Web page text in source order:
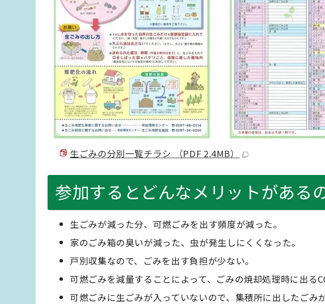
生ごみの分別一覧チラシ （PDF 2.4MB）
参加するとどんなメリットがある
生ごみが減った分、可燃ごみを出す頻度が減った。
家のごみ箱の臭いが減った、虫が発生しにくくなった。
戸別収集なので、ごみを出す負担が少ない。
可燃ごみを減量することによって、ごみの焼却処理時に出る
可燃ごみに生ごみが入っていないので、集積所に出したごみ